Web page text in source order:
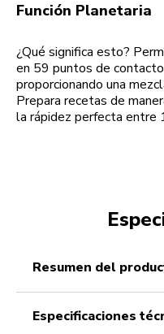
Función Planetaria
¿Qué significa esto?
en 59 puntos de
proporcionando una
Prepara recetas de
la rápidez perfecta entre
resumen del
especificaciones